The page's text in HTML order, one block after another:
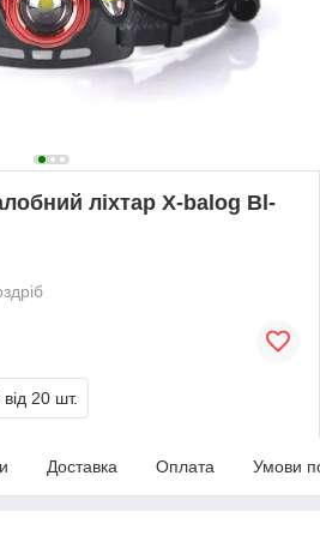
ліхтар X-balog Bl-
від 20 шт.
Доставка Оплата Умови